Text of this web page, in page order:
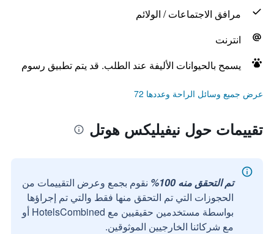
مرافق الاجتماعات / الولائم
انترنت
يسمح بالحيوانات الأليفة عند الطلب. قد يتم تطبيق رسوم
عرض جميع وسائل الراحة وعددها 72
تقييمات حول نيفيليكس هوتل
تم التحقق منه 100%
نقوم بجمع وعرض التقييمات من
الحجوزات التي تم التحقق منها فقط والتي تم إجراؤها
بواسطة مستخدمين حقيقيين مع HotelsCombined أو
مع شركائنا الخارجيين الموثوقين.